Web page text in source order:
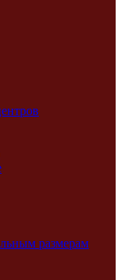
размерам